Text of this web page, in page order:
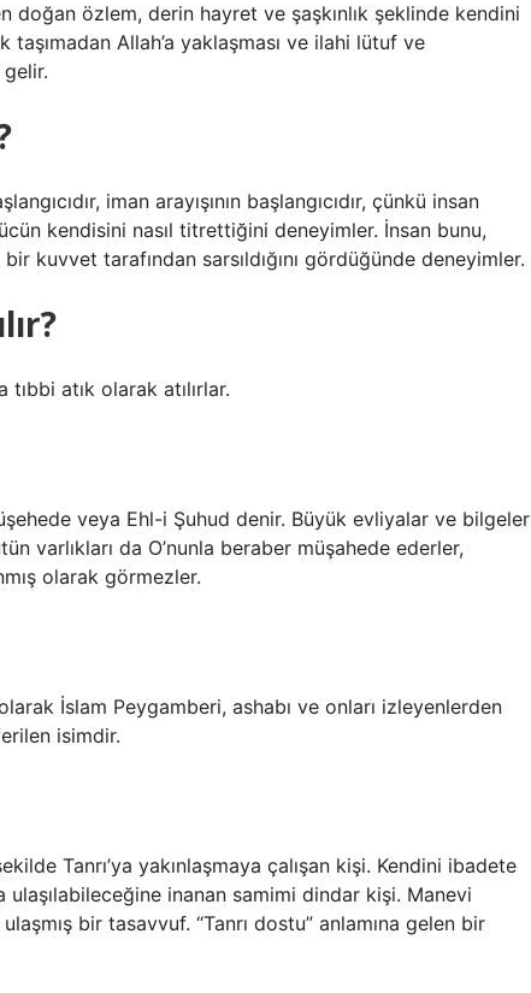
doğan özlem, derin hayret ve şaşkınlık şeklinde kendini
Allah’a yaklaşması ve ilahi lütuf ve
iman arayışının başlangıcıdır, çünkü insan
kendisini nasıl titrettiğini deneyimler. İnsan bunu,
kuvvet tarafından sarsıldığını gördüğünde deneyimler.
tıbbi atık olarak atılırlar.
veya Ehl-i Şuhud denir. Büyük evliyalar ve bilgeler
varlıkları da O’nunla beraber müşahede ederler,
olarak görmezler.
İslam Peygamberi, ashabı ve onları izleyenlerden
isimdir.
Tanrı’ya yakınlaşmaya çalışan kişi. Kendini ibadete
inanan samimi dindar kişi. Manevi
bir tasavvuf. “Tanrı dostu” anlamına gelen bir